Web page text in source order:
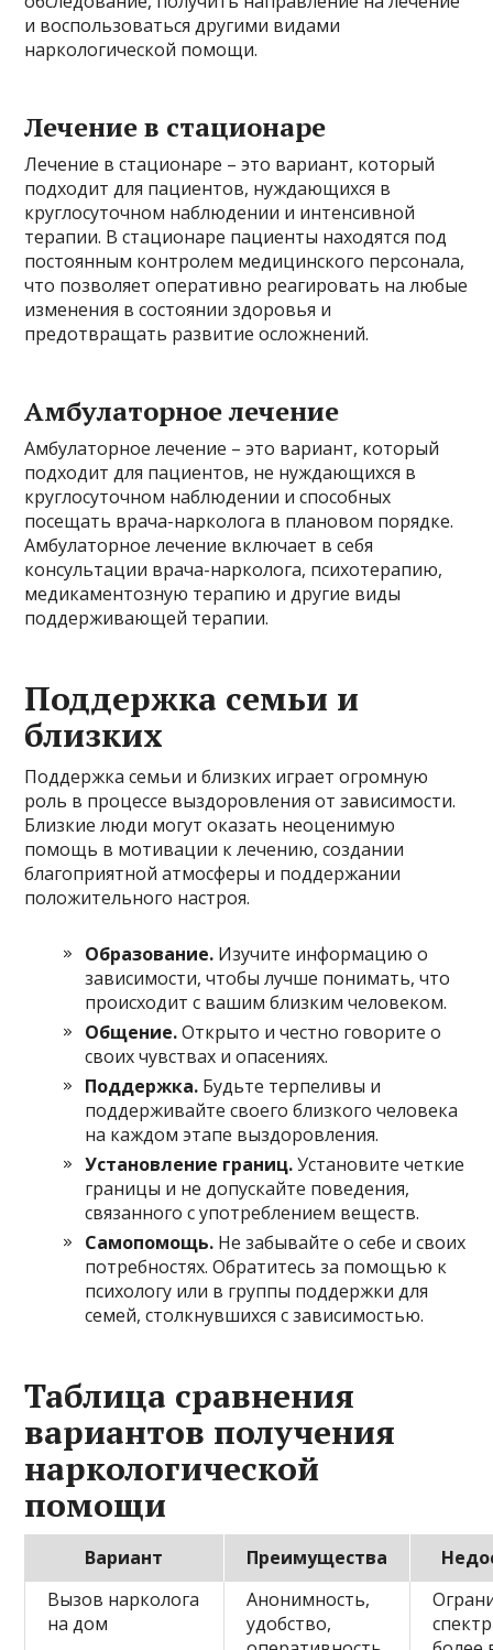
и воспользоваться другими видами
наркологической помощи.
Лечение в стационаре
Лечение в стационаре – это вариант, который
подходит для пациентов, нуждающихся в
круглосуточном наблюдении и интенсивной
терапии. В стационаре пациенты находятся под
постоянным контролем медицинского персонала,
что позволяет оперативно реагировать на любые
изменения в состоянии здоровья и
предотвращать развитие осложнений.
Амбулаторное лечение
Амбулаторное лечение – это вариант, который
подходит для пациентов, не нуждающихся в
круглосуточном наблюдении и способных
посещать врача-нарколога в плановом порядке.
Амбулаторное лечение включает в себя
консультации врача-нарколога, психотерапию,
медикаментозную терапию и другие виды
поддерживающей терапии.
Поддержка семьи и
близких
Поддержка семьи и близких играет огромную
роль в процессе выздоровления от зависимости.
Близкие люди могут оказать неоценимую
помощь в мотивации к лечению, создании
благоприятной атмосферы и поддержании
положительного настроя.
Образование. Изучите информацию о
зависимости, чтобы лучше понимать, что
происходит с вашим близким человеком.
Общение.Открыто и честно говорите о
своих чувствах и опасениях.
Поддержка. Будьте терпеливы и
поддерживайте своего близкого человека
на каждом этапе выздоровления.
Установление границ.Установите четкие
границы и не допускайте поведения,
связанного с употреблением веществ.
Самопомощь. Не забывайте о себе и своих
потребностях. Обратитесь за помощью к
психологу или в группы поддержки для
семей, столкнувшихся с зависимостью.
Таблица сравнения
вариантов получения
наркологической
помощи
Вариант Преимущества
Вызов нарколога
на дом
Анонимность,
удобство,